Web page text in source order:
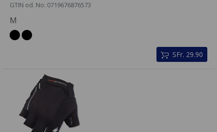
GTIN od. No: 0719676876573
M
SFr. 29.90